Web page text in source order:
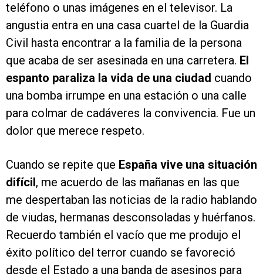
teléfono o unas imágenes en el televisor. La
angustia entra en una casa cuartel de la Guardia
Civil hasta encontrar a la familia de la persona
que acaba de ser asesinada en una carretera. El
espanto paraliza la vida de una ciudad cuando
una bomba irrumpe en una estación o una calle
para colmar de cadáveres la convivencia. Fue un
dolor que merece respeto.
Cuando se repite que España vive una situación
difícil, me acuerdo de las mañanas en las que
me despertaban las noticias de la radio hablando
de viudas, hermanas desconsoladas y huérfanos.
Recuerdo también el vacío que me produjo el
éxito político del terror cuando se favoreció
desde el Estado a una banda de asesinos para